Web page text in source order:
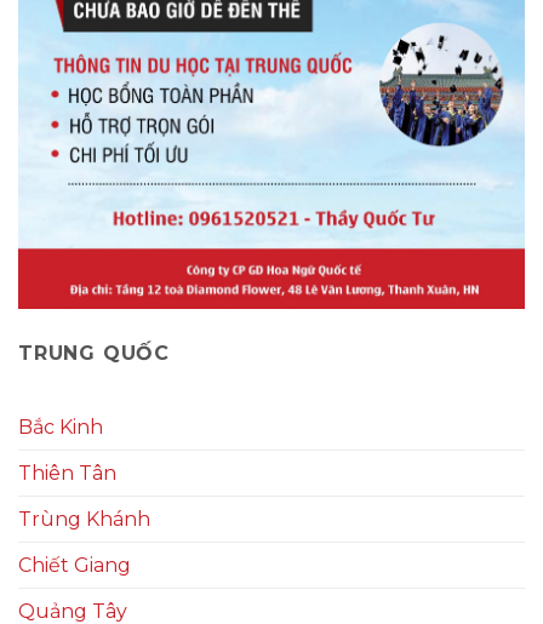
TRUNG QUỐC
Bắc Kinh
Thiên Tân
Trùng Khánh
Chiết Giang
Quảng Tây